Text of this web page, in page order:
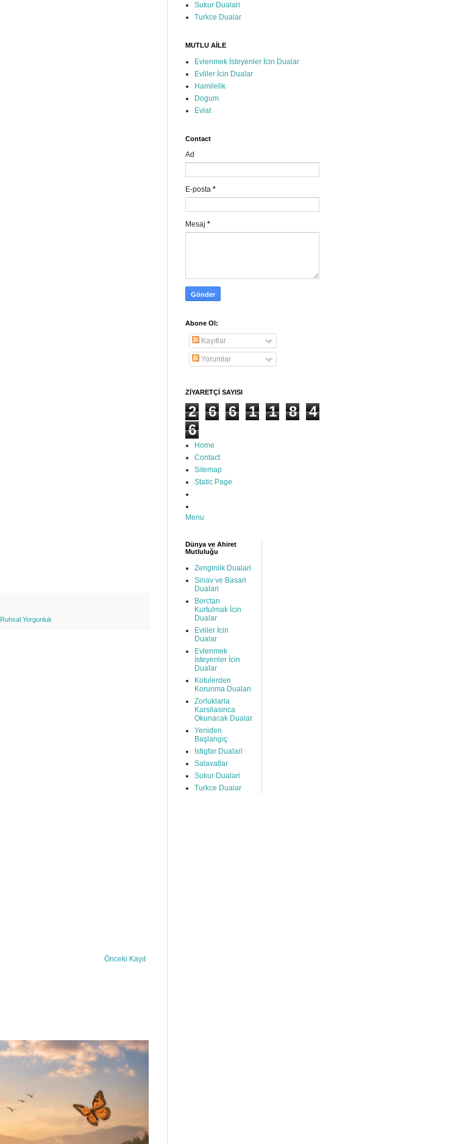
Ruhsal Yorgunluk
Önceki Kayıt
Sukur Dualari
Turkce Dualar
MUTLU AİLE
Evlenmek İsteyenler İcin Dualar
Evliler İcin Dualar
Hamilelik
Dogum
Evlat
Contact
Ad
E-posta *
Mesaj *
Abone Ol:
Kayıtlar
Yorumlar
ZİYARETÇİ SAYISI
2 6 6 1 1 8
4
6
Home
Contact
Sitemap
Static Page
Menu
Dünya ve Ahiret
Mutluluğu
Zenginlik Dualari
Sinav ve Basari
Dualari
Borctan
Kurtulmak İcin
Dualar
Evliler İcin
Dualar
Evlenmek
İsteyenler İcin
Dualar
Kotulerden
Korunma Dualari
Zorluklarla
Karsilasinca
Okunacak Dualar
Yeniden
Başlangıç
İstigfar Dualari
Salavatlar
Sukur Dualari
Turkce Dualar